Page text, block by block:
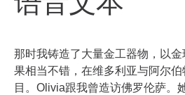
那时我铸造了大量金工器物，以
果相当不错，在维多利亚与阿尔
目。Olivia跟我曾造访佛罗伦萨。